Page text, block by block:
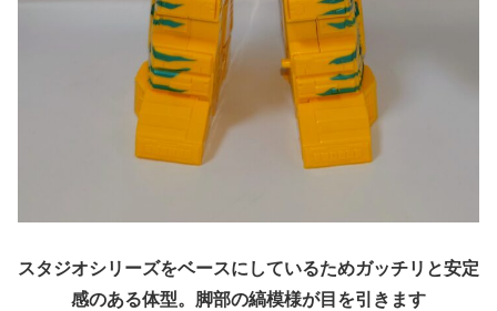
スタジオシリーズをベースにしているためガッチリと安定
感のある体型。脚部の縞模様が目を引きます